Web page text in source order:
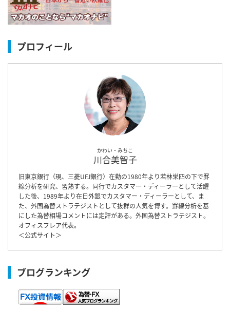
プロフィール
かわい・みちこ
川合美智子
旧東京銀行（現、三菱UFJ銀行）在勤の1980年より若林栄四の下で罫
線分析を研究、習熟する。同行でカスタマー・ディーラーとして活躍
した後、1989年より在日外銀でカスタマー・ディーラーとして、ま
た、外国為替ストラテジストとして抜群の人気を博す。罫線分析を基
にした為替相場コメントには定評がある。外国為替ストラテジスト。
オフィスフレア代表。
＜公式サイト＞
ブログランキング